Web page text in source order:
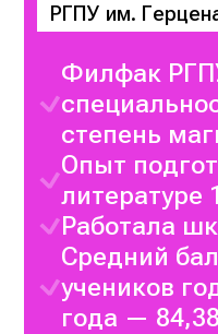
РГПУ им.
Филфак
степень
Опыт
литературе
Работала
Средний
учеников
года — 84,38